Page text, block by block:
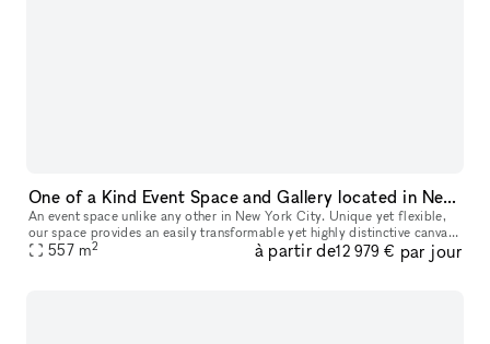
One of a Kind Event Space and Gallery located in New York City's Historic West Village
An event space unlike any other in New York City. Unique yet flexible,
our space provides an easily transformable yet highly distinctive canvas
for any event. Our space has 3 distinct venues, a 10
557 m2 à partir de12 979 € par jour